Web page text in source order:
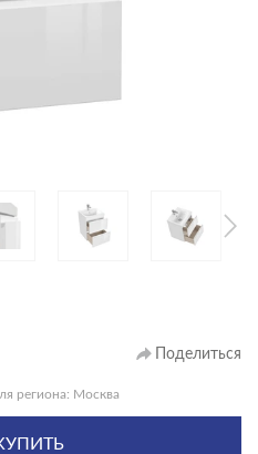
Поделиться
региона: Москва